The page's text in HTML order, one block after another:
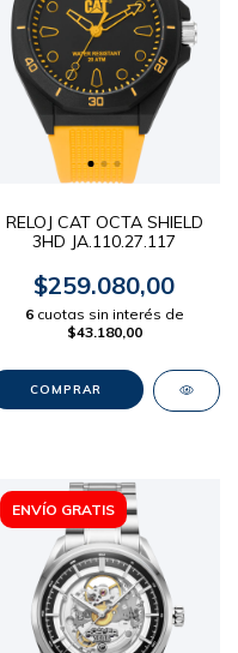
RELOJ CAT OCTA SHIELD
3HD JA.110.27.117
$259.080,00
6 cuotas sin interés de
$43.180,00
ENVÍO GRATIS